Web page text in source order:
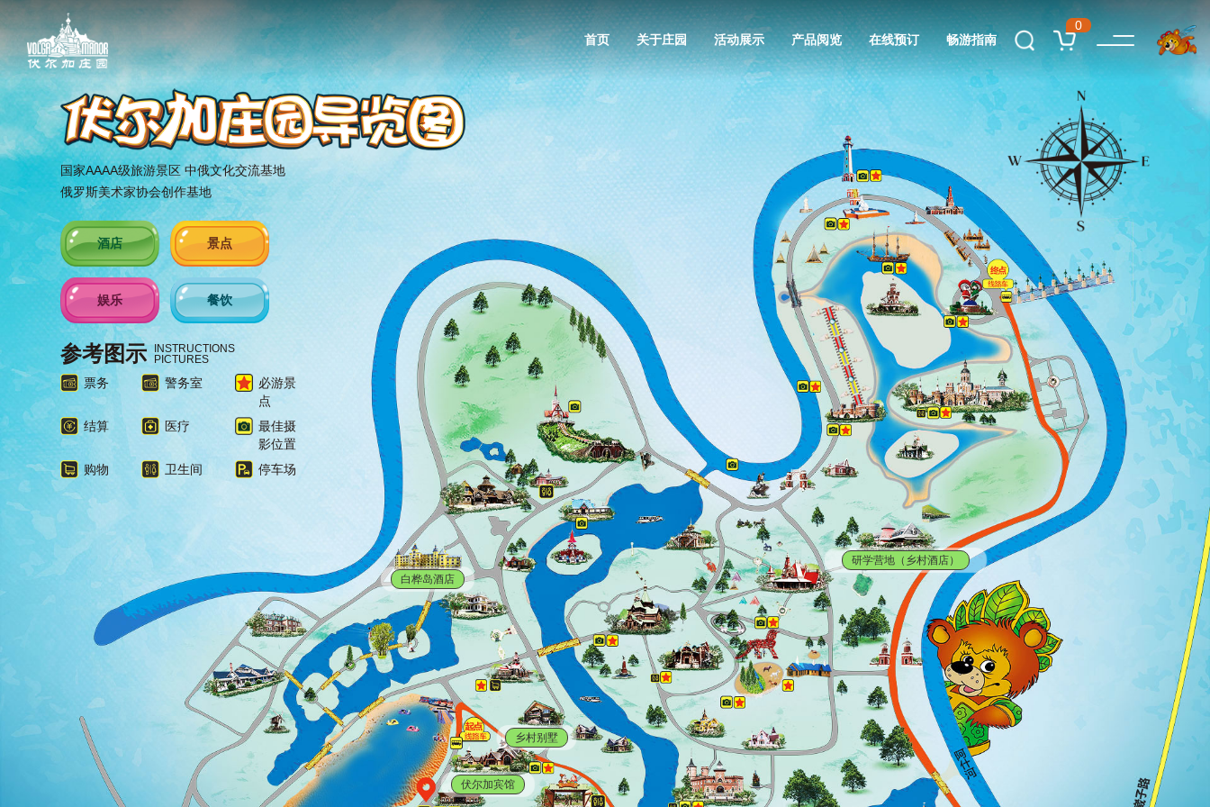
首页 关于庄园
About Manor 关于庄园
庄园介绍 庄园故事 庄园动态
庄园美景 云游庄园 联系我们
活动展示
Events Gallery 活动展示
文化活动 互动体验
产品阅览
Product 产品阅览
文化伏尔加 度假伏尔加 娱乐伏尔加
研学伏尔加 摄影伏尔加 演艺伏尔加
婚庆伏尔加
在线预订
booking 在线预订
精选套餐 酒店预订 票务预订 伴手礼
畅游指南
Travel Guide 畅游指南
服务指南 庄园导览图 游览攻略
交通指南 推荐行程 常见问答
0
国家AAAA级旅游景区 中俄文化交流基地
俄罗斯美术家协会创作基地
酒店 景点
娱乐 餐饮
参考图示 INSTRUCTIONS
PICTURES
票务 警务室
必游景
点
结算
医疗
最佳摄
影位置
购物
卫生间 停车场
白桦岛酒店
研学营地（乡村酒店）
伏尔加宾馆
乡村别墅